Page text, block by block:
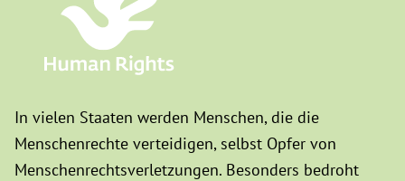
In vielen Staaten werden Menschen, die die
Menschenrechte verteidigen, selbst Opfer von
Menschenrechtsverletzungen. Besonders bedroht